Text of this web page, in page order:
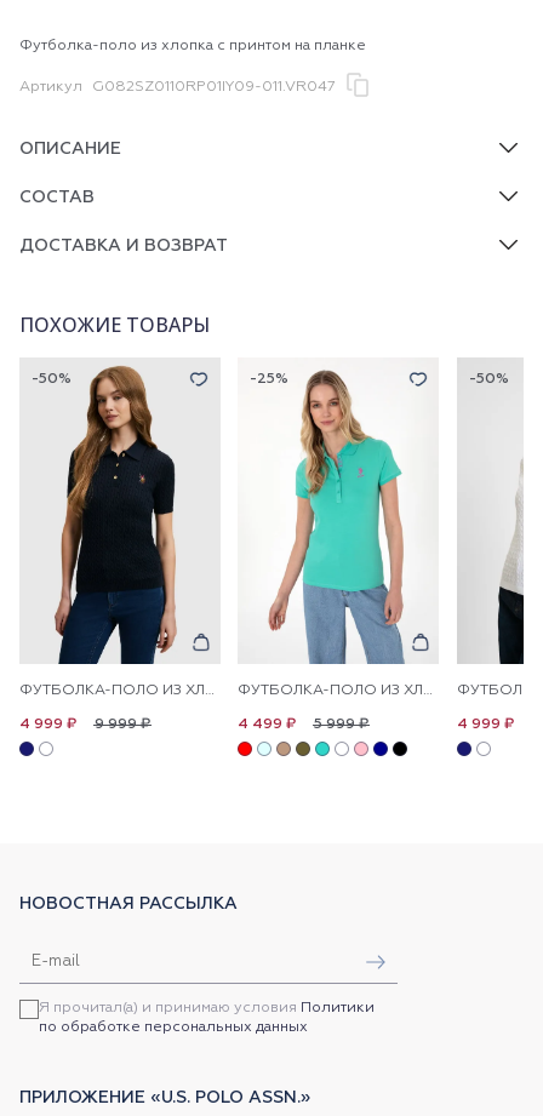
Футболка-поло из хлопка с принтом на планке
Артикул G082SZ0110RP01IY09-011.VR047
ОПИСАНИЕ
СОСТАВ
ДОСТАВКА И ВОЗВРАТ
ПОХОЖИЕ ТОВАРЫ
-50%
ФУТБОЛКА-ПОЛО ИЗ ХЛОПКА С УЗОРОМ КОСЫ
9 999 ₽
4 999 ₽
-25%
ФУТБОЛКА-ПОЛО ИЗ ХЛОПКА С ПРИНТОМ НА ПЛАНКЕ
5 999 ₽
4 499 ₽
-50%
4 999 ₽
НОВОСТНАЯ РАССЫЛКА
Я прочитал(а) и принимаю условия Политики
по обработке персональных данных
ПРИЛОЖЕНИЕ «U.S. POLO ASSN.»